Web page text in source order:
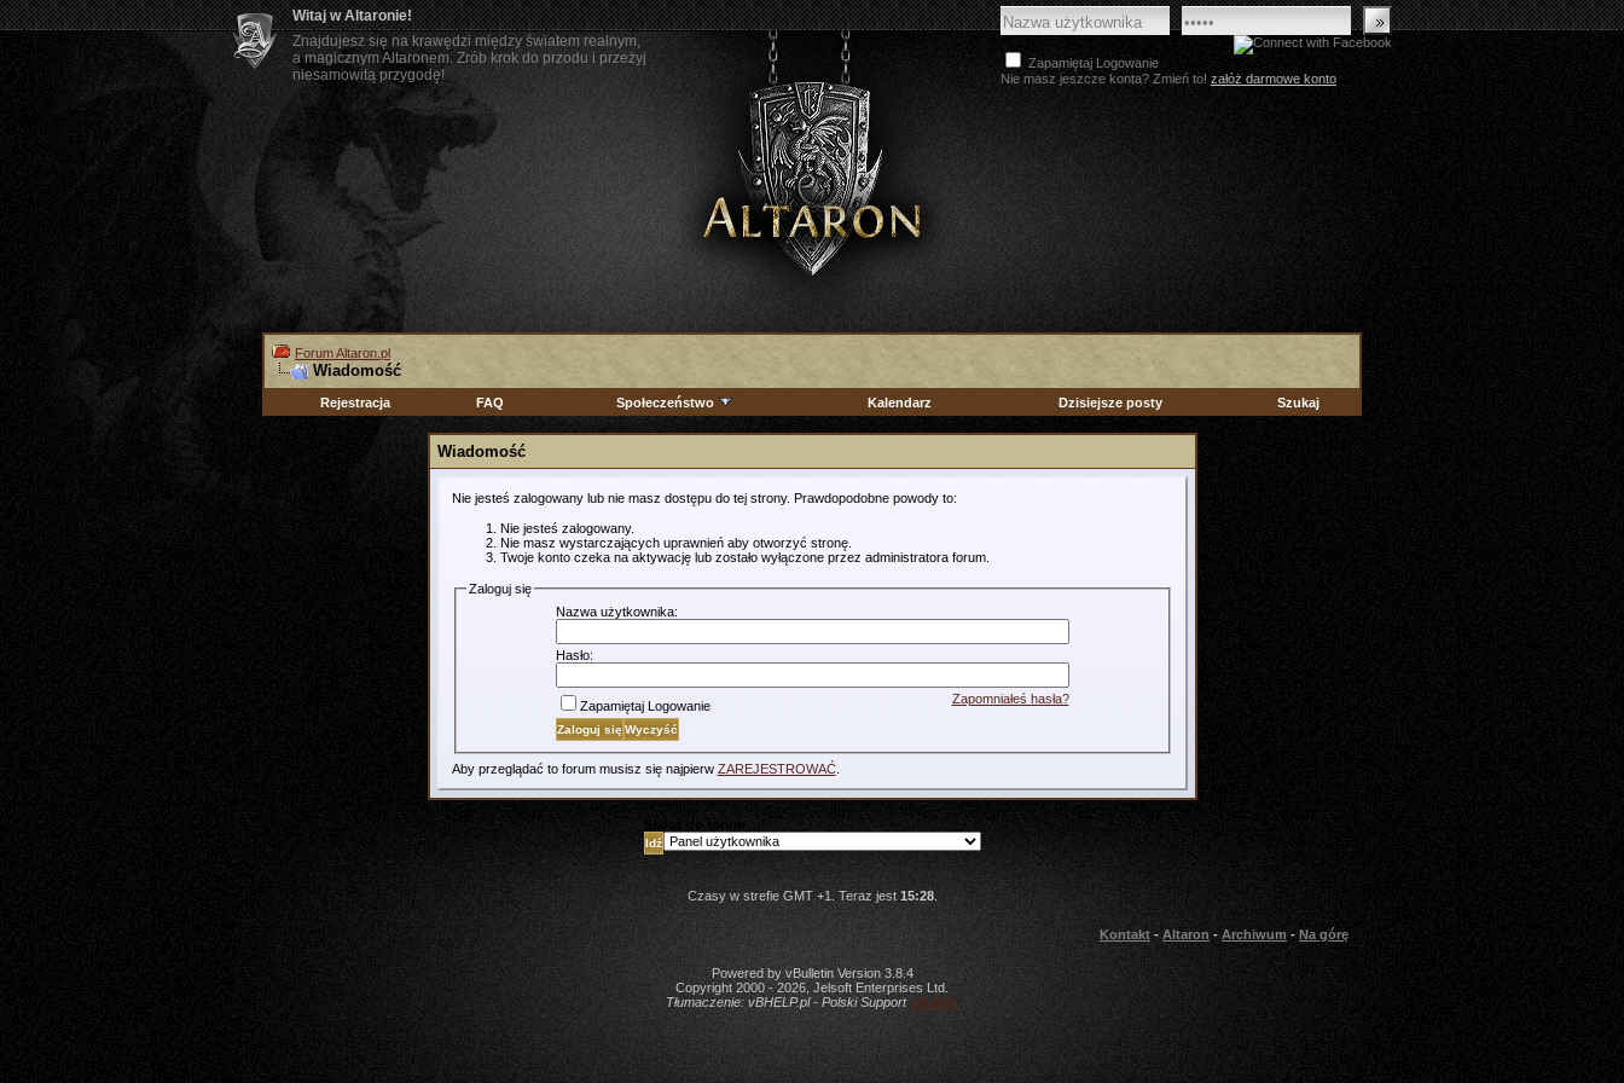
Witaj w Altaronie!
Znajdujesz się na krawędzi między światem realnym,
a magicznym Altaronem. Zrób krok do przodu i przeżyj
niesamowitą przygodę!
Zapamiętaj Logowanie
Nie masz jeszcze konta? Zmień to! załóż darmowe konto
Forum Altaron.pl
Wiadomość
Rejestracja FAQ Społeczeństwo Kalendarz Dzisiejsze posty Szukaj
Wiadomość
Nie jesteś zalogowany lub nie masz dostępu do tej strony. Prawdopodobne powody to:
Nie jesteś zalogowany.
Nie masz wystarczających uprawnień aby otworzyć stronę.
Twoje konto czeka na aktywację lub zostało wyłączone przez administratora forum.
Zaloguj się
Nazwa użytkownika:
Hasło:
Zapomniałeś hasła?
Zapamiętaj Logowanie
Aby przeglądać to forum musisz się najpierw ZAREJESTROWAĆ.
Skocz do forum
Czasy w strefie GMT +1. Teraz jest15:28.
Kontakt - Altaron - Archiwum - Na górę
Powered by vBulletin Version 3.8.4
Copyright 2000 - 2026, Jelsoft Enterprises Ltd.
Tłumaczenie: vBHELP.pl - Polski Support vBulletin